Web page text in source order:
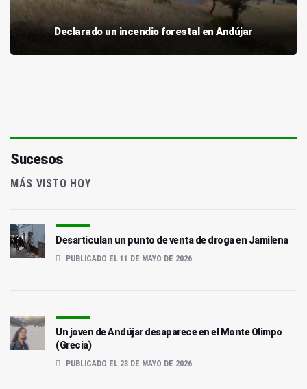
Declarado un incendio forestal en Andújar
Sucesos
MÁS VISTO HOY
Desarticulan un punto de venta de droga en Jamilena
PUBLICADO EL 11 DE MAYO DE 2026
Un joven de Andújar desaparece en el Monte Olimpo
(Grecia)
PUBLICADO EL 23 DE MAYO DE 2026